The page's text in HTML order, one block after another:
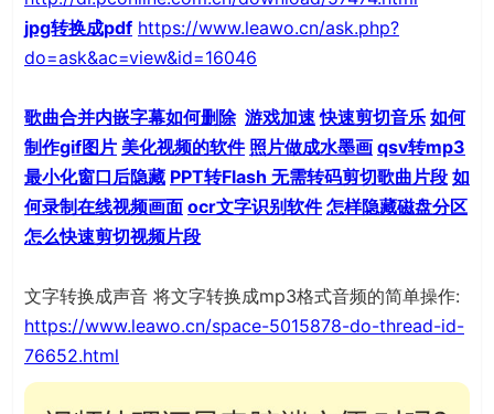
jpg转换成pdf https://www.leawo.cn/ask.php?
do=ask&ac=view&id=16046
歌曲合并内嵌字幕如何删除 游戏加速 快速剪切音乐 如何
制作gif图片 美化视频的软件 照片做成水墨画 qsv转mp3
最小化窗口后隐藏 PPT转Flash 无需转码剪切歌曲片段 如
何录制在线视频画面 ocr文字识别软件 怎样隐藏磁盘分区
怎么快速剪切视频片段
文字转换成声音 将文字转换成mp3格式音频的简单操作:
https://www.leawo.cn/space-5015878-do-thread-id-
76652.html